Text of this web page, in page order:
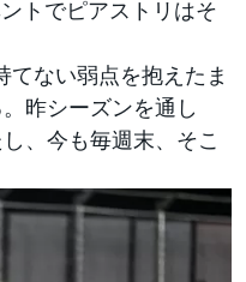
トでピアストリはそ
てない弱点を抱えたま
昨シーズンを通し
、今も毎週末、そこ